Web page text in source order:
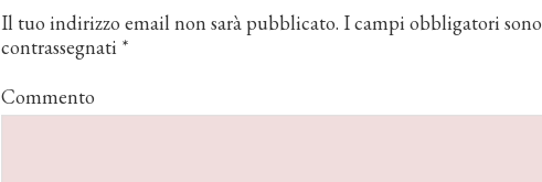
Il tuo indirizzo email non sarà pubblicato. I campi obbligatori sono
contrassegnati *
Commento